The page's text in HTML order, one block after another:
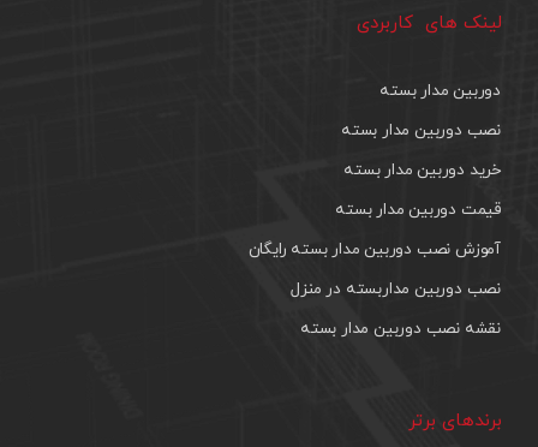
لینک های کاربردی
دوربین مدار بسته
نصب دوربین مدار بسته
خرید دوربین مدار بسته
قیمت دوربین مدار بسته
آموزش نصب دوربین مدار بسته رایگان
نصب دوربین مداربسته در منزل
نقشه نصب دوربین مدار بسته
برندهای برتر